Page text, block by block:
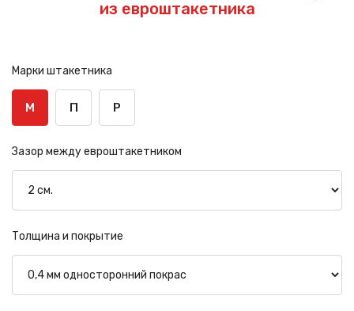
из евроштакетника
Марки штакетника
М П Р
Зазор между евроштакетником
Толщина и покрытие